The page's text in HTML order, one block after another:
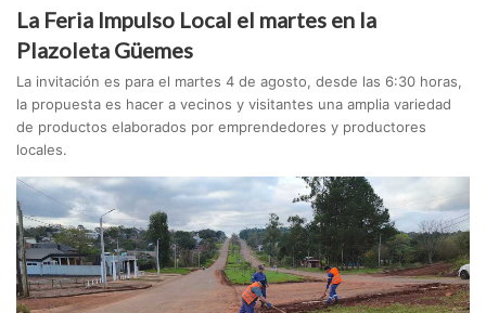
La Feria Impulso Local el martes en la
Plazoleta Güemes
La invitación es para el martes 4 de agosto, desde las 6:30 horas,
la propuesta es hacer a vecinos y visitantes una amplia variedad
de productos elaborados por emprendedores y productores
locales.